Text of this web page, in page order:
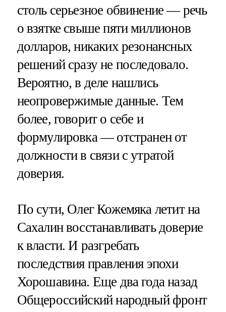
столь серьезное обвинение — речь
о взятке свыше пяти миллионов
долларов, никаких резонансных
решений сразу не последовало.
Вероятно, в деле нашлись
неопровержимые данные. Тем
более, говорит о себе и
формулировка — отстранен от
должности в связи с утратой
доверия.
По сути, Олег Кожемяка летит на
Сахалин восстанавливать доверие
к власти. И разгребать
последствия правления эпохи
Хорошавина. Еще два года назад
Общероссийский народный фронт